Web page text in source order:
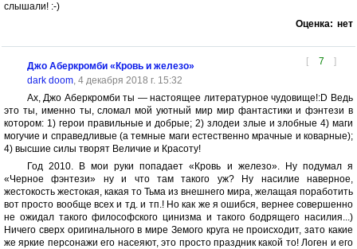
слышали! :-)
Оценка: нет
[ 7 ]
Джо Аберкромби «Кровь и железо»
dark doom, 4 декабря 2018 г. 15:32
Ах, Джо Аберкромби ты — настоящее литературное чудовище!:D Ведь
это ты, именно ты, сломал мой уютный мир мир фантастики и фэнтези в
котором: 1) герои правильные и добрые; 2) злодеи злые и злобные 4) маги
могучие и справедливые (а темные маги естественно мрачные и коварные);
4) высшие силы творят Величие и Красоту!
Год 2010. В мои руки попадает «Кровь и железо». Ну подумал я
«Черное фэнтези» ну и что там такого уж? Ну насилие наверное,
жестокость жестокая, какая то Тьма из внешнего мира, желащая поработить
вот просто вообще всех и тд. и тп.! Но как же я ошибся, вернее совершенно
не ожидал такого философского цинизма и такого бодрящего насилия...)
Ничего сверх оригинального в мире Земого круга не происходит, зато какие
же яркие персонажи его насеяют, это просто праздник какой то! Логен и его